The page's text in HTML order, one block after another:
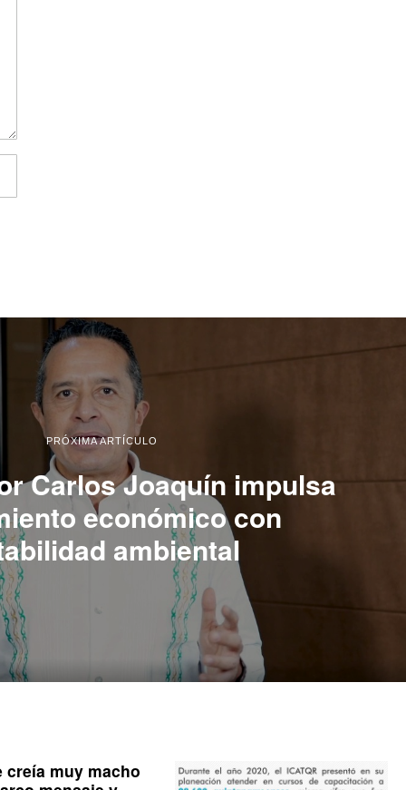
PRÓXIMA ARTÍCULO
Carlos Joaquín impulsa
económico con
ambiental
creía muy macho